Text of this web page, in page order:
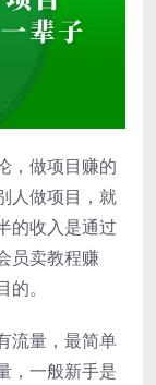
，做项目赚的
人做项目，就
的收入是通过
员卖教程赚
。
流量，最简单
，一般新手是